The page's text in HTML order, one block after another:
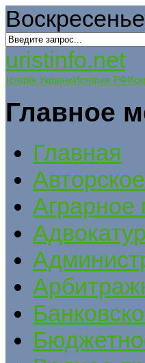
uristinfo.net
Історія УкраїниИстория РФ
Главное
Главная
Аграрное